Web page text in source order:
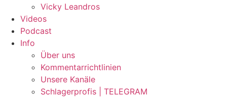
Vicky Leandros
Videos
Podcast
Info
Über uns
Kommentarrichtlinien
Unsere Kanäle
Schlagerprofis | TELEGRAM